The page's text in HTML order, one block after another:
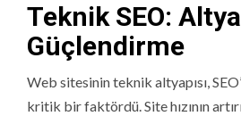
Teknik SEO:
Güçlendirme
Web sitesinin teknik altyapısı,
kritik bir faktördü. Site hızının